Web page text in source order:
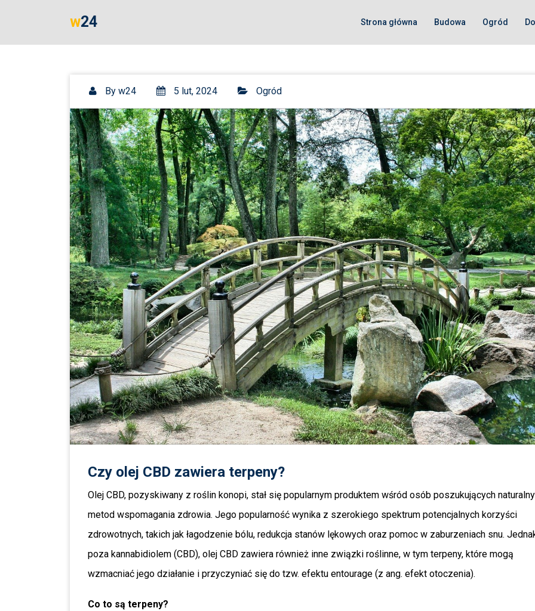
w24 Strona główna Budowa Ogród
By w24 5 lut, 2024 Ogród
Czy olej CBD zawiera terpeny?
Olej CBD, pozyskiwany z roślin konopi, stał się popularnym produktem wśród osób poszukujących
metod wspomagania zdrowia. Jego popularność wynika z szerokiego spektrum potencjalnych korzyści
zdrowotnych, takich jak łagodzenie bólu, redukcja stanów lękowych oraz pomoc w zaburzeniach snu.
poza kannabidiolem (CBD), olej CBD zawiera również inne związki roślinne, w tym terpeny, które mogą
wzmacniać jego działanie i przyczyniać się do tzw. efektu entourage (z ang. efekt otoczenia).
Co to są terpeny?